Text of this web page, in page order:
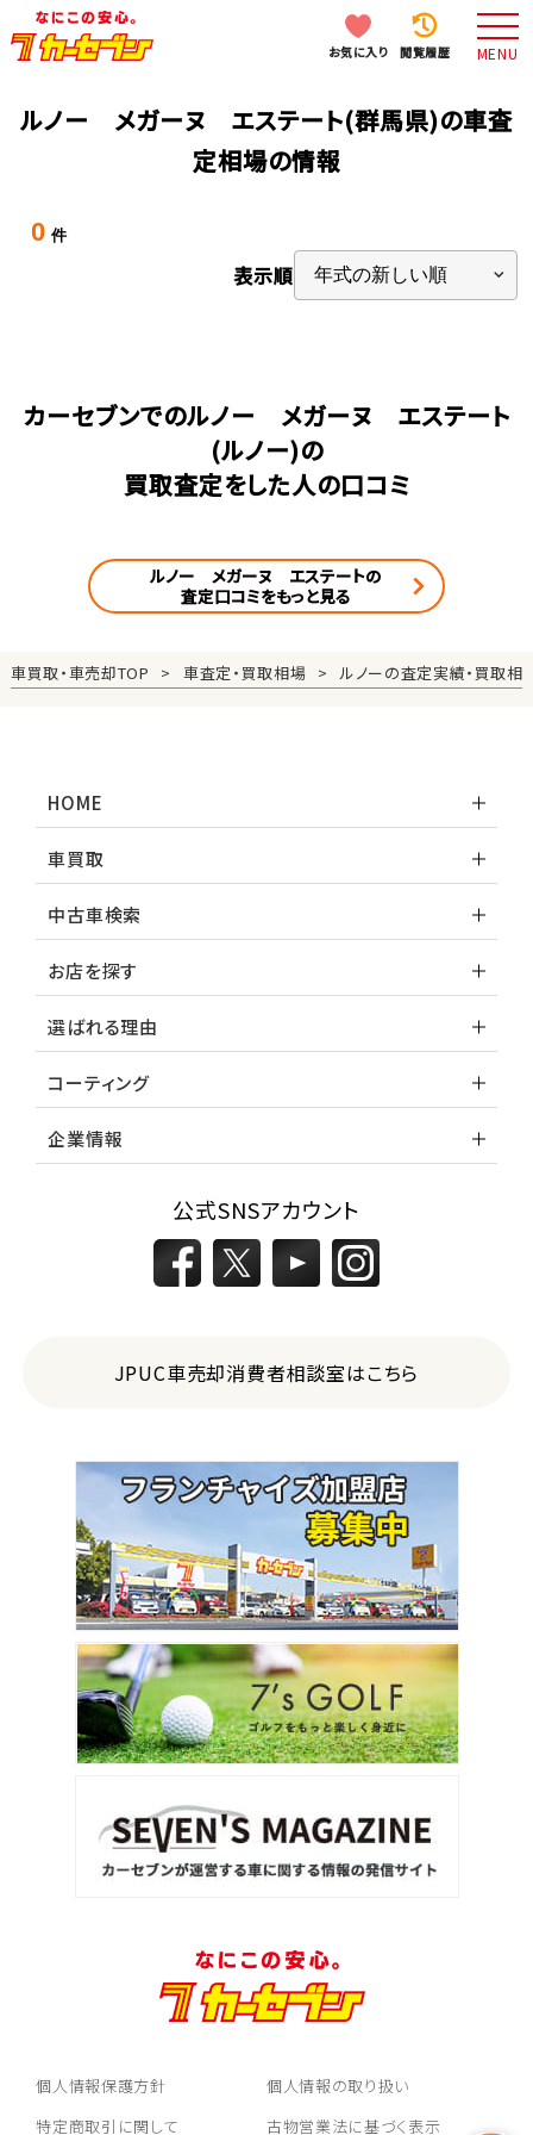
お気に入り 閲覧履歴 MENU
ルノー メガーヌ エステート(群馬県)の車査
定相場の情報
0 件
表示順
カーセブンでのルノー メガーヌ エステート
(ルノー)の
買取査定をした人の口コミ
ルノー メガーヌ エステートの
査定口コミをもっと見る
車買取・車売却TOP 車査定・買取相場 ルノーの査定実績・買取相
HOME
車買取
中古車検索
お店を探す
選ばれる理由
コーティング
企業情報
公式SNSアカウント
JPUC車売却消費者相談室はこちら
個人情報保護方針
個人情報の取り扱い
特定商取引に関して
古物営業法に基づく表示